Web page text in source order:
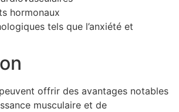
hormonaux
tels que l’anxiété et
offrir des avantages notables
musculaire et de